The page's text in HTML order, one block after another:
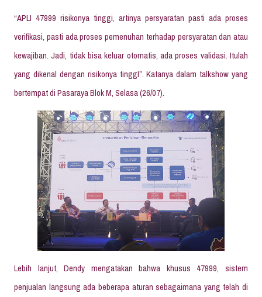
“APLI 47999 risikonya tinggi, artinya persyaratan pasti ada proses
verifikasi, pasti ada proses pemenuhan terhadap persyaratan dan atau
kewajiban. Jadi, tidak bisa keluar otomatis, ada proses validasi. Itulah
yang dikenal dengan risikonya tinggI”. Katanya dalam talkshow yang
bertempat di Pasaraya Blok M, Selasa (26/07).
Lebih lanjut, Dendy mengatakan bahwa khusus 47999, sistem
penjualan langsung ada beberapa aturan sebagaimana yang telah di